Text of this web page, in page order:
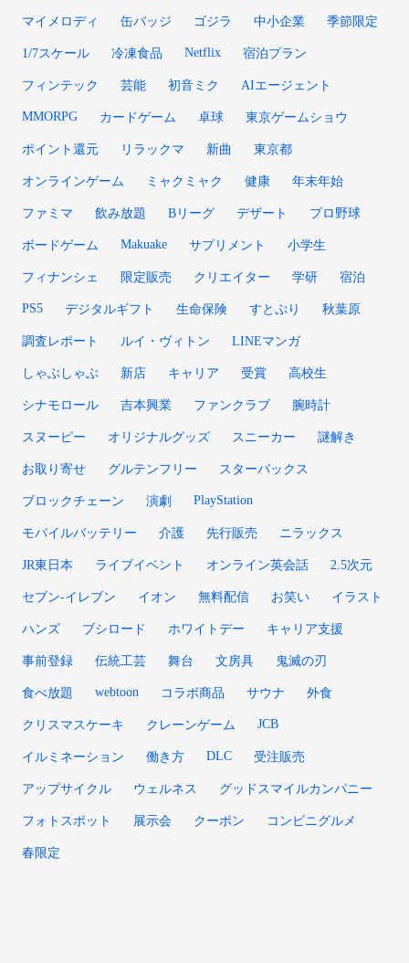
マイメロディ 缶バッジ ゴジラ 中小企業 季節限定
1/7スケール 冷凍食品 Netflix 宿泊プラン
フィンテック 芸能 初音ミク AIエージェント
MMORPG カードゲーム 卓球 東京ゲームショウ
ポイント還元 リラックマ 新曲 東京都
オンラインゲーム ミャクミャク 健康 年末年始
ファミマ 飲み放題 Bリーグ デザート プロ野球
ボードゲーム Makuake サプリメント 小学生
フィナンシェ 限定販売 クリエイター 学研 宿泊
PS5 デジタルギフト 生命保険 すとぷり 秋葉原
調査レポート ルイ・ヴィトン LINEマンガ
しゃぶしゃぶ 新店 キャリア 受賞 高校生
シナモロール 吉本興業 ファンクラブ 腕時計
スヌーピー オリジナルグッズ スニーカー 謎解き
お取り寄せ グルテンフリー スターバックス
ブロックチェーン 演劇 PlayStation
モバイルバッテリー 介護 先行販売 ニラックス
JR東日本 ライブイベント オンライン英会話 2.5次元
セブン-イレブン イオン 無料配信 お笑い イラスト
ハンズ ブシロード ホワイトデー キャリア支援
事前登録 伝統工芸 舞台 文房具 鬼滅の刃
食べ放題 webtoon コラボ商品 サウナ 外食
クリスマスケーキ クレーンゲーム JCB
イルミネーション 働き方 DLC 受注販売
アップサイクル ウェルネス グッドスマイルカンパニー
フォトスポット 展示会 クーポン コンビニグルメ
春限定